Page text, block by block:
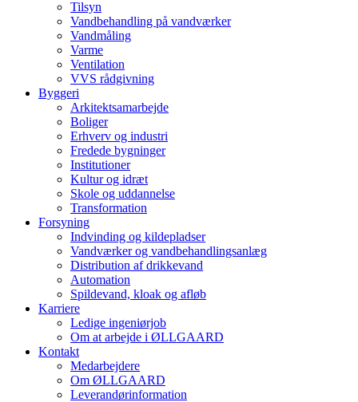
Tilsyn
Vandbehandling på vandværker
Vandmåling
Varme
Ventilation
VVS rådgivning
Byggeri
Arkitektsamarbejde
Boliger
Erhverv og industri
Fredede bygninger
Institutioner
Kultur og idræt
Skole og uddannelse
Transformation
Forsyning
Indvinding og kildepladser
Vandværker og vandbehandlingsanlæg
Distribution af drikkevand
Automation
Spildevand, kloak og afløb
Karriere
Ledige ingeniørjob
Om at arbejde i ØLLGAARD
Kontakt
Medarbejdere
Om ØLLGAARD
Leverandørinformation